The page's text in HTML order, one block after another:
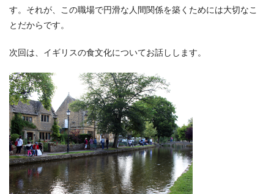
す。それが、この職場で円滑な人間関係を築くためには大切なこ
とだからです。
次回は、イギリスの食文化についてお話しします。